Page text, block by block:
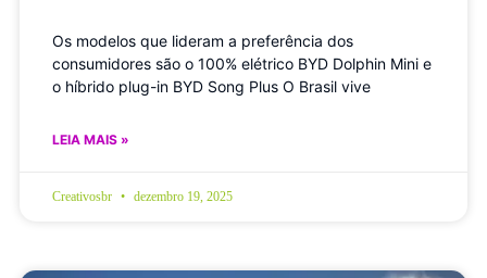
Os modelos que lideram a preferência dos
consumidores são o 100% elétrico BYD Dolphin Mini e
o híbrido plug-in BYD Song Plus O Brasil vive
LEIA MAIS »
Creativosbr dezembro 19, 2025